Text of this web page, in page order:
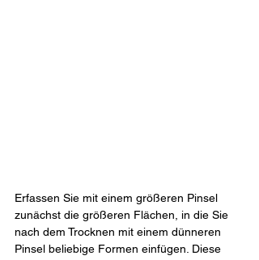
Erfassen Sie mit einem größeren Pinsel
zunächst die größeren Flächen, in die Sie
nach dem Trocknen mit einem dünneren
Pinsel beliebige Formen einfügen. Diese